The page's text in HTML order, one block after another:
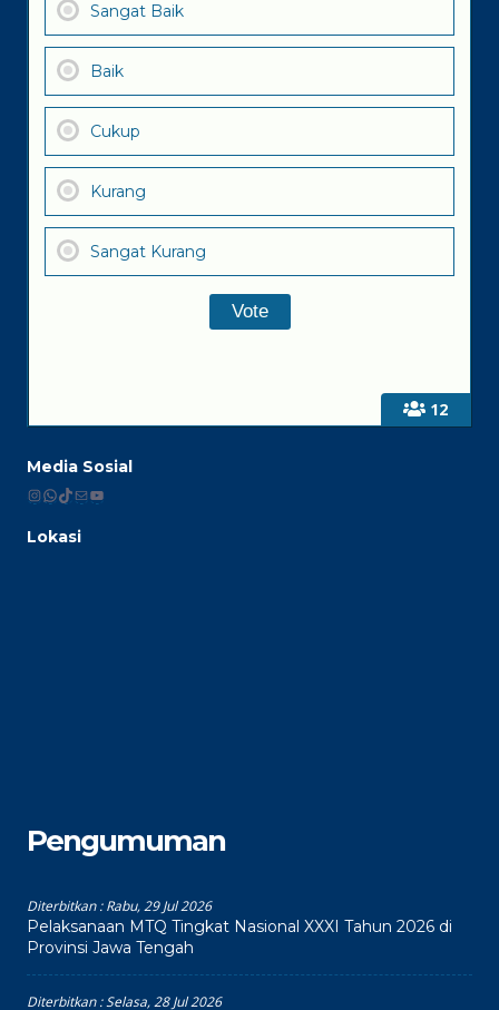
12
Sangat Baik
Baik
Cukup
Kurang
Sangat Kurang
Media Sosial
Instagram
WhatsApp
TikTok
MailYouTube
Lokasi
Pengumuman
Diterbitkan :Rabu, 29 Jul 2026
Pelaksanaan MTQ Tingkat Nasional XXXI Tahun 2026 di
Provinsi Jawa Tengah
Diterbitkan :Selasa, 28 Jul 2026